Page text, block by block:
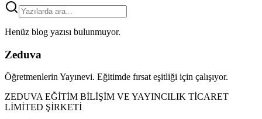
Henüz blog yazısı bulunmuyor.
Zeduva
Öğretmenlerin Yayınevi. Eğitimde fırsat eşitliği için çalışıyor.
ZEDUVA EĞİTİM BİLİŞİM VE YAYINCILIK TİCARET
LİMİTED ŞİRKETİ